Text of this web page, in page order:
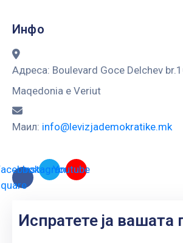
Инфо
Адреса: Boulevard Goce Delchev
Maqedonia e Veriut
Маил: info@levizjademokratike.mk
InstagramYoutube
Испратете ја вашата